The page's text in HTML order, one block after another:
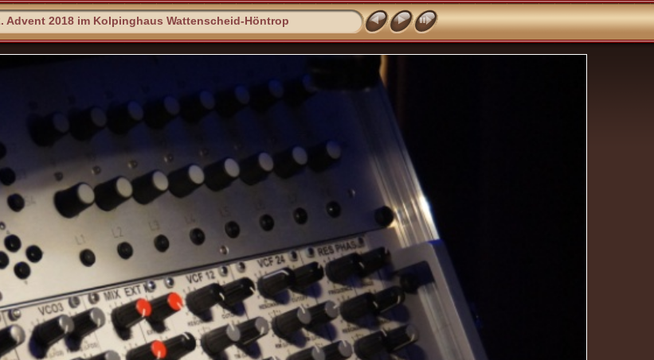
Advent 2018 im Kolpinghaus Wattenscheid-Höntrop